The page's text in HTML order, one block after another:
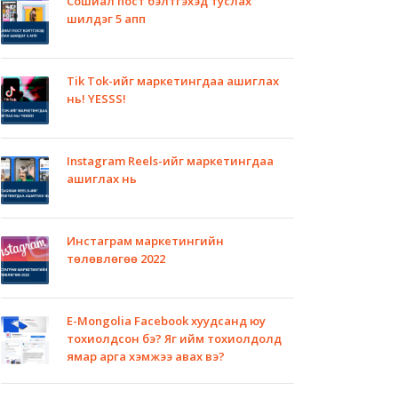
шилдэг 5 апп
Tik Tok-ийг маркетингдаа ашиглах
нь! YESSS!
Instagram Reels-ийг маркетингдаа
ашиглах нь
Инстаграм маркетингийн
төлөвлөгөө 2022
E-Mongolia Facebook хуудсанд юу
тохиолдсон бэ? Яг ийм тохиолдолд
ямар арга хэмжээ авах вэ?